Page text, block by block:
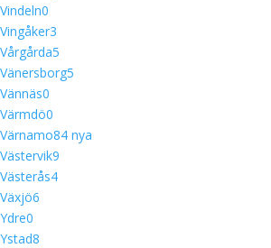
Vindeln0
Vingåker3
Vårgårda5
Vänersborg5
Vännäs0
Värmdö0
Värnamo84 nya
Västervik9
Västerås4
Växjö6
Ydre0
Ystad8